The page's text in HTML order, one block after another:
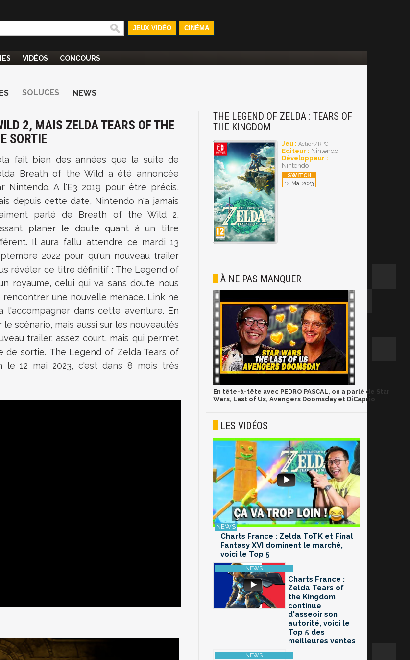
JEUX VIDÉO CINÉMA
VIDÉOS CONCOURS
SOLUCES NEWS
2, MAIS ZELDA TEARS OF THE
SORTIE
fait bien des années que la suite de
Breath of the Wild a été annoncée
Nintendo. A l'E3 2019 pour être précis,
depuis cette date, Nintendo n'a jamais
parlé de Breath of the Wild 2,
planer le doute quant à un titre
Il aura fallu attendre ce mardi 13
2022 pour qu'un nouveau trailer
révéler ce titre définitif : The Legend of
royaume, celui qui va sans doute nous
une nouvelle menace. Link ne
l'accompagner dans cette aventure. En
scénario, mais aussi sur les nouveautés
trailer, assez court, mais qui permet
sortie. The Legend of Zelda Tears of
le 12 mai 2023, c'est dans 8 mois très
THE LEGEND OF ZELDA : TEARS OF
THE KINGDOM
Jeu : Action/RPG
Editeur : Nintendo
Développeur :
Nintendo
12 Mai 2023
À NE PAS MANQUER
En tête-à-tête avec PEDRO PASCAL, on a parlé de Star
Wars, Last of Us, Avengers Doomsday et DiCaprio
LES VIDÉOS
Charts France : Zelda ToTK et Final
Fantasy XVI dominent le marché,
voici le Top 5
Charts France :
Zelda Tears of
the Kingdom
continue
d'asseoir son
autorité, voici le
Top 5 des
meilleures ventes